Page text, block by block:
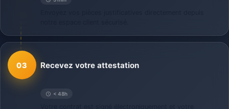
03
< 48h
Recevez votre attestation